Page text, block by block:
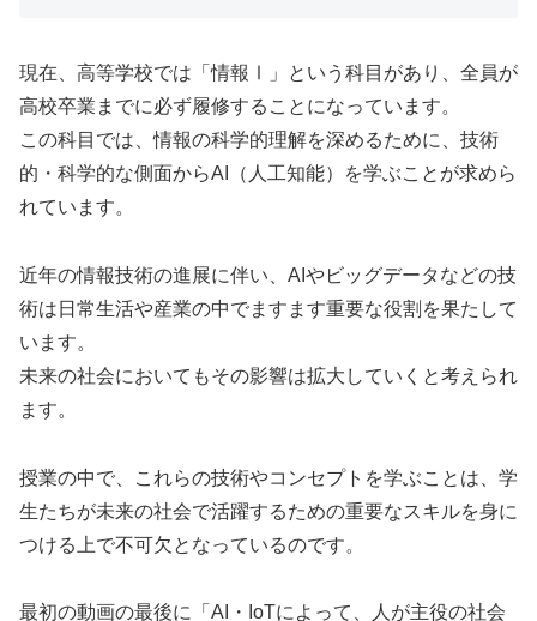
現在、高等学校では「情報Ⅰ」という科目があり、全員が
高校卒業までに必ず履修することになっています。
この科目では、情報の科学的理解を深めるために、技術
的・科学的な側面からAI（人工知能）を学ぶことが求めら
れています。
近年の情報技術の進展に伴い、AIやビッグデータなどの技
術は日常生活や産業の中でますます重要な役割を果たして
います。
未来の社会においてもその影響は拡大していくと考えられ
ます。
授業の中で、これらの技術やコンセプトを学ぶことは、学
生たちが未来の社会で活躍するための重要なスキルを身に
つける上で不可欠となっているのです。
最初の動画の最後に「AI・IoTによって、人が主役の社会